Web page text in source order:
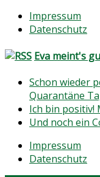
Impressum
Datenschutz
Eva meint's
Schon wieder
Quarantäne
Ich bin positiv!
Und noch ein
Impressum
Datenschutz